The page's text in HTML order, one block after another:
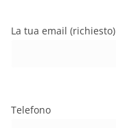
La tua email (richiesto)
Telefono